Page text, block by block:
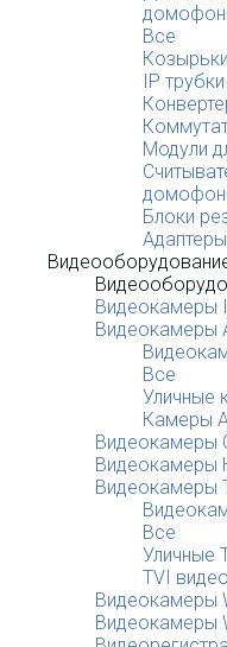
Все
IP
Модули
Блоки
Видеокамеры
Видеокамеры
Все
Уличные
Камеры
Видеокамеры
Видеокамеры
Видеокамеры
Все
Уличные
TVI
Видеокамеры
Видеокамеры